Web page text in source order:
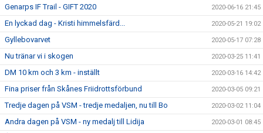
Genarps IF Trail - GIFT 2020 2020-06-16 21:45
En lyckad dag - Kristi himmelsfärd... 2020-05-21 19:02
Gyllebovarvet 2020-05-17 07:28
Nu tränar vi i skogen 2020-03-25 11:41
DM 10 km och 3 km - inställt 2020-03-16 14:42
Fina priser från Skånes Friidrottsförbund 2020-03-05 09:21
Tredje dagen på VSM - tredje medaljen, nu till Bo 2020-03-02 11:04
Andra dagen på VSM - ny medalj till Lidija 2020-03-01 08:45